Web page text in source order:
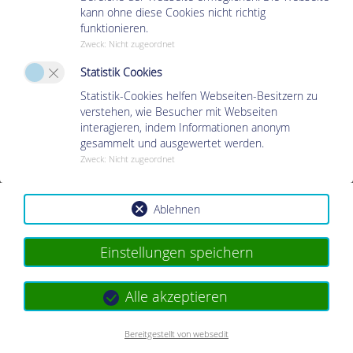
KONTAKT
Deutsche Gesellschaft zur Bekämpfung der Krankheiten von Magen, Darm
und Leber sowie von Störungen des Stoffwechsels und der Ernährung
(Gastro-Liga) e.V.
Telefon: +49 (0)641 97 48-10
Telefax: +49 (0)641 97 48-118
E-Mail:geschaeftsstelle(at)gastro-liga.de
Weitere Informationen >
kann ohne diese Cookies nicht richtig
funktionieren.
Zweck: Nicht zugeordnet
Statistik Cookies
Statistik-Cookies helfen Webseiten-Besitzern zu
verstehen, wie Besucher mit Webseiten
interagieren, indem Informationen anonym
gesammelt und ausgewertet werden.
Zweck: Nicht zugeordnet
Ablehnen
Einstellungen speichern
Alle akzeptieren
Bereitgestellt von websedit